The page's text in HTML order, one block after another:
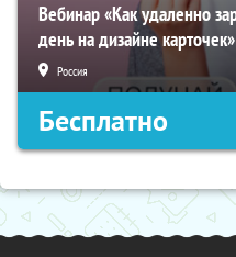
Вебинар «Как удаленно
день на дизайне карточек»
Россия
Бесплатно